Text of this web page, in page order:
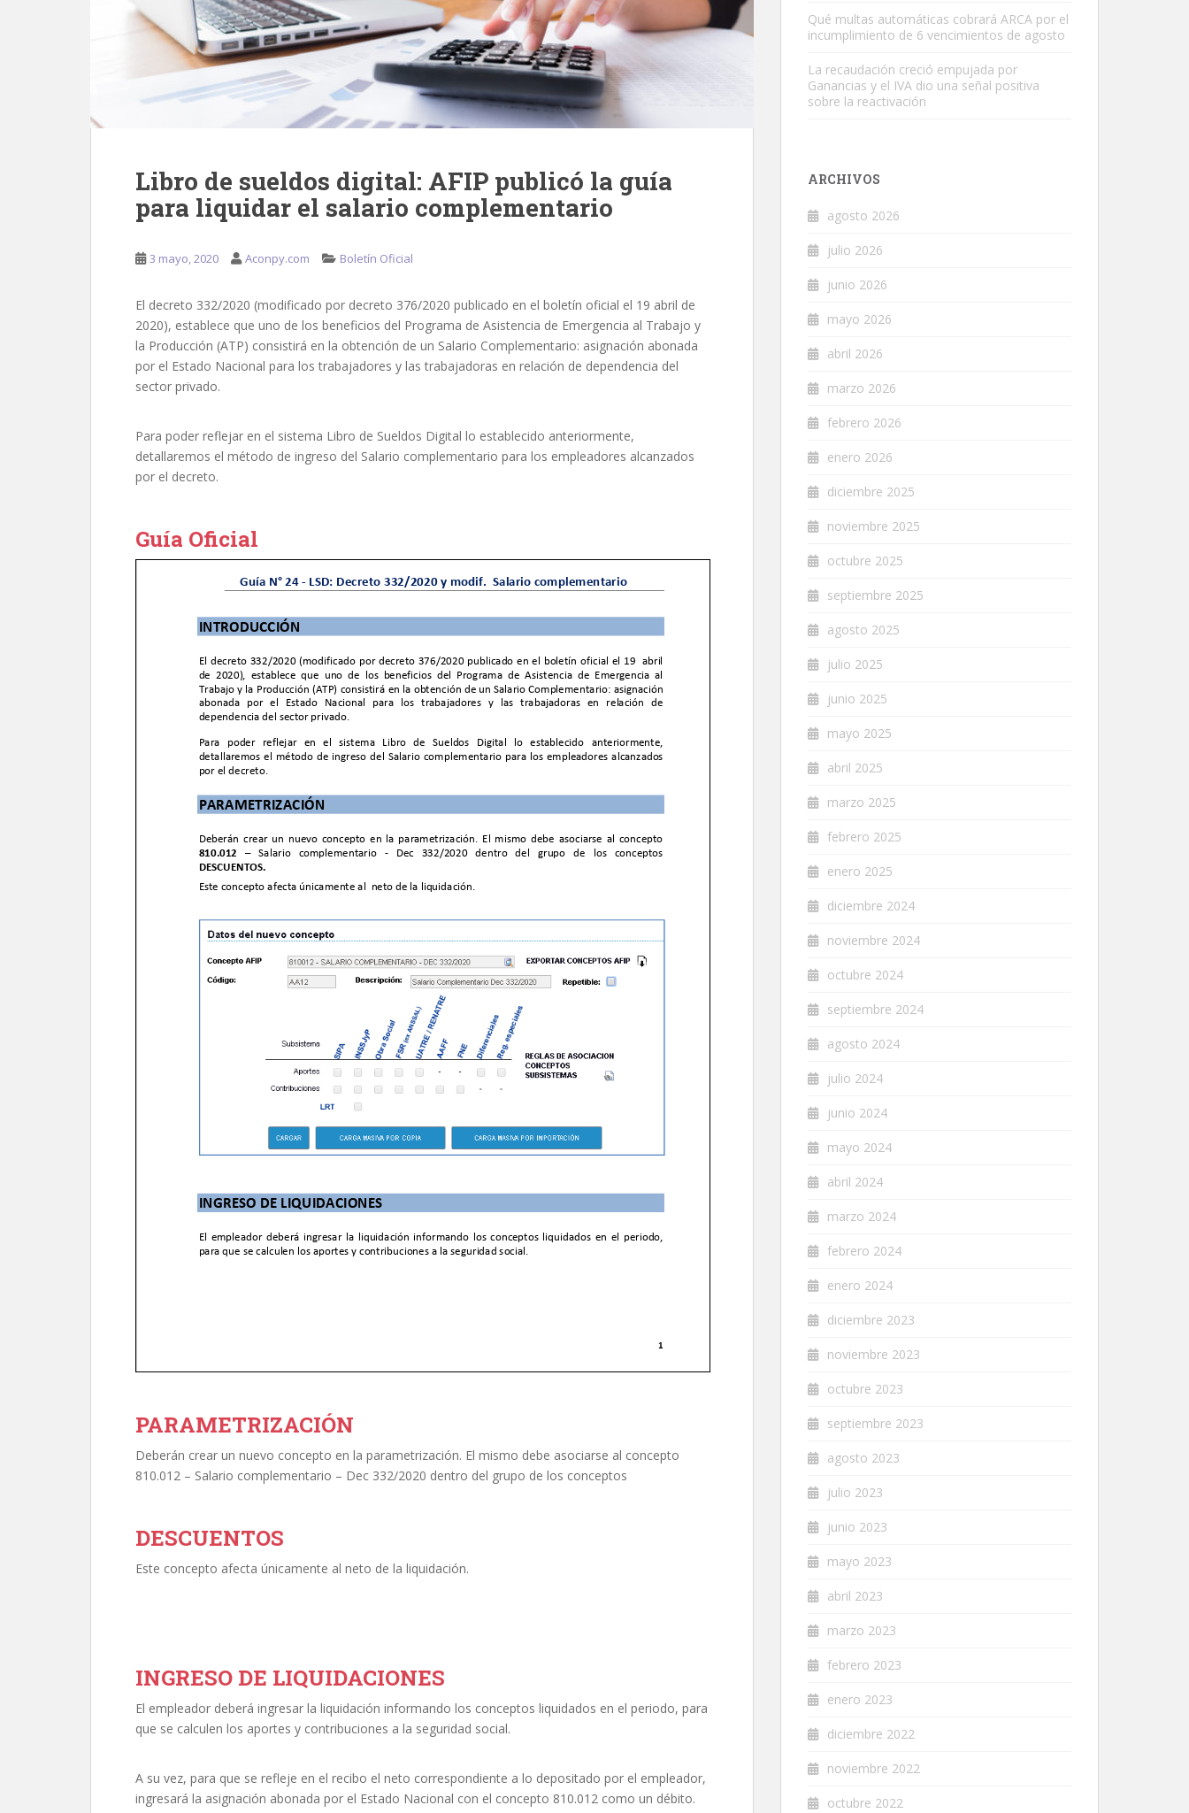
Libro de sueldos digital: AFIP publicó la guía
para liquidar el salario complementario
3 mayo, 2020 Aconpy.com Boletín Oficial
El decreto 332/2020 (modificado por decreto 376/2020 publicado en el boletín oficial el 19 abril de
2020), establece que uno de los beneficios del Programa de Asistencia de Emergencia al Trabajo y
la Producción (ATP) consistirá en la obtención de un Salario Complementario: asignación abonada
por el Estado Nacional para los trabajadores y las trabajadoras en relación de dependencia del
sector privado.
Para poder reflejar en el sistema Libro de Sueldos Digital lo establecido anteriormente,
detallaremos el método de ingreso del Salario complementario para los empleadores alcanzados
por el decreto.
Guía Oficial
PARAMETRIZACIÓN
Deberán crear un nuevo concepto en la parametrización. El mismo debe asociarse al concepto
810.012 – Salario complementario – Dec 332/2020 dentro del grupo de los conceptos
DESCUENTOS
Este concepto afecta únicamente al neto de la liquidación.
INGRESO DE LIQUIDACIONES
El empleador deberá ingresar la liquidación informando los conceptos liquidados en el periodo, para
que se calculen los aportes y contribuciones a la seguridad social.
A su vez, para que se refleje en el recibo el neto correspondiente a lo depositado por el empleador,
ingresará la asignación abonada por el Estado Nacional con el concepto 810.012 como un débito.
Qué multas automáticas cobrará ARCA por el
incumplimiento de 6 vencimientos de agosto
La recaudación creció empujada por
Ganancias y el IVA dio una señal positiva
sobre la reactivación
ARCHIVOS
agosto 2026
julio 2026
junio 2026
mayo 2026
abril 2026
marzo 2026
febrero 2026
enero 2026
diciembre 2025
noviembre 2025
octubre 2025
septiembre 2025
agosto 2025
julio 2025
junio 2025
mayo 2025
abril 2025
marzo 2025
febrero 2025
enero 2025
diciembre 2024
noviembre 2024
octubre 2024
septiembre 2024
agosto 2024
julio 2024
junio 2024
mayo 2024
abril 2024
marzo 2024
febrero 2024
enero 2024
diciembre 2023
noviembre 2023
octubre 2023
septiembre 2023
agosto 2023
julio 2023
junio 2023
mayo 2023
abril 2023
marzo 2023
febrero 2023
enero 2023
diciembre 2022
noviembre 2022
octubre 2022